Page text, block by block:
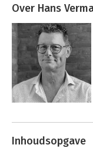
Over Hans
Andere
Inhoudsopgave